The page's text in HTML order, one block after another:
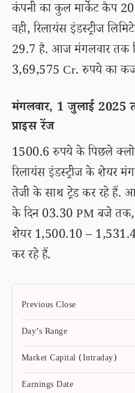
कंपनी का कुल मार्केट कैप
वही, रिलायंस इंडस्ट्रीज
29.7 है. आज मंगलवार तक
3,69,575 Cr. रुपये का
मंगलवार, 1 जुलाई 2025
प्राइस रेंज
1500.6 रुपये के पिछले
रिलायंस इंडस्ट्रीज के शेयर
तेजी के साथ ट्रेड कर रहे हैं.
के दिन 03.30 PM बजे तक,
शेयर 1,500.10 –
कर रहे हैं.
Previous Close
Day’s Range
Market Capital (Intraday)
Earnings Date